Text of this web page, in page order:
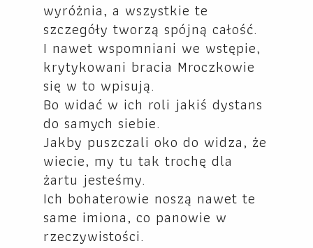
wyróżnia, a wszystkie te
szczegóły tworzą spójną całość.
I nawet wspomniani we wstępie,
krytykowani bracia Mroczkowie
się w to wpisują.
Bo widać w ich roli jakiś dystans
do samych siebie.
Jakby puszczali oko do widza, że
wiecie, my tu tak trochę dla
żartu jesteśmy.
Ich bohaterowie noszą nawet te
same imiona, co panowie w
rzeczywistości.